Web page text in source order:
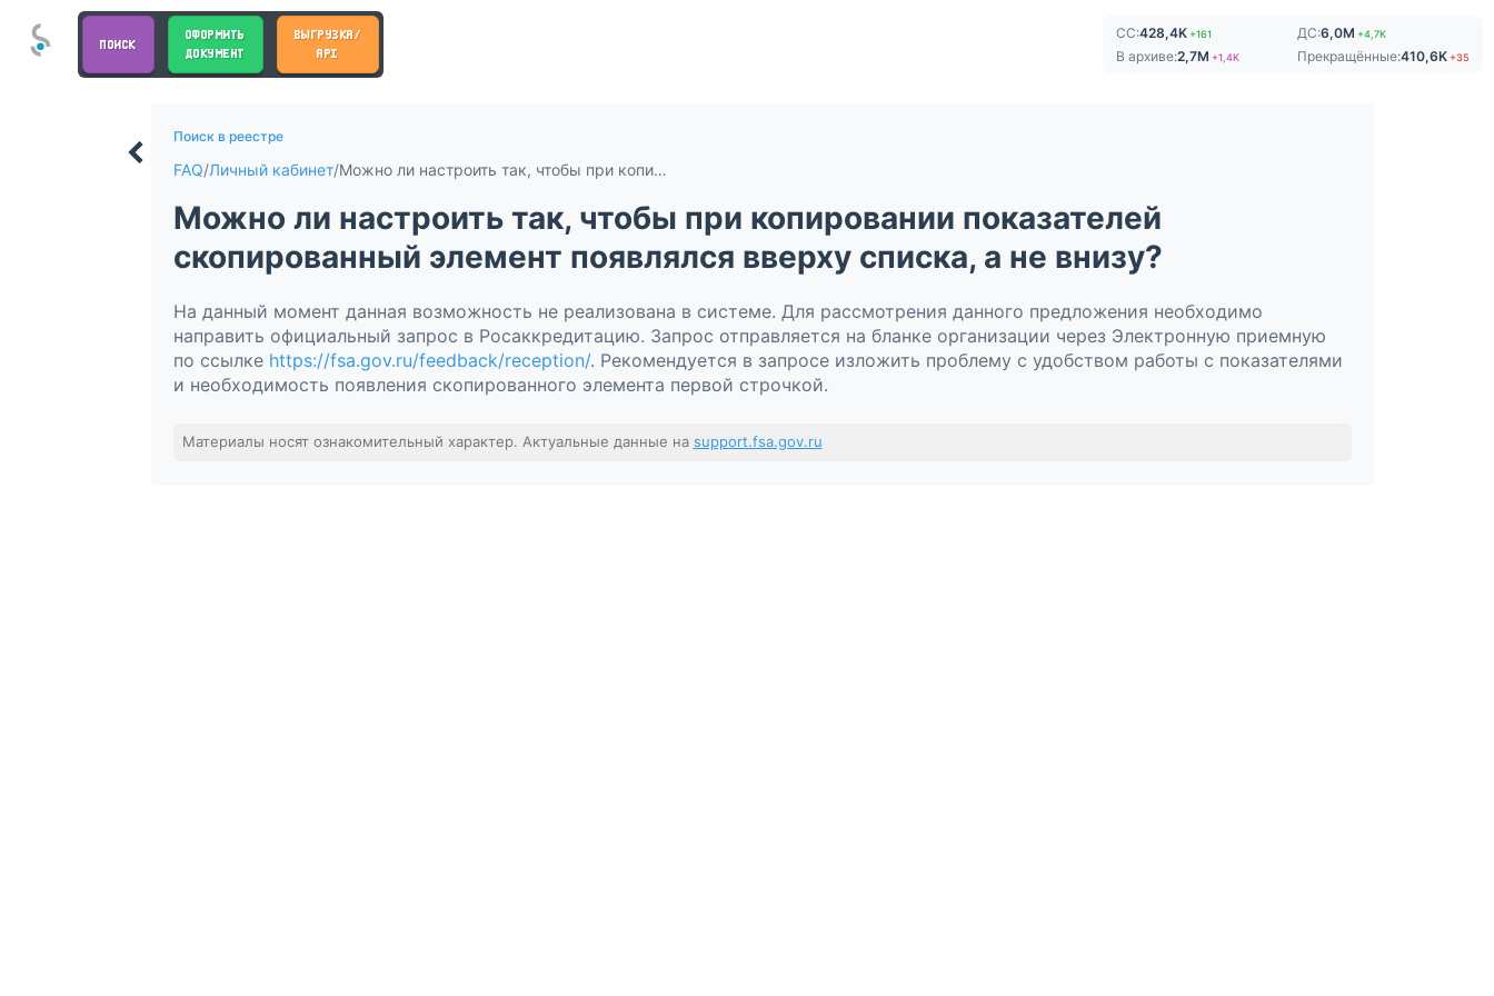
ПОИСК
ОФОРМИТЬ
ДОКУМЕНТ
ВЫГРУЗКА/
API
СС:428,4K+161 ДС:6,0M +4,7K
В архиве:2,7M +1,4K Прекращённые:410,6K +35
Поиск в реестре
FAQ/Личный кабинет/ Можно ли настроить так, чтобы при копировании показателей скопированный элемент появлялся вверху списка, а не внизу?
Можно ли настроить так, чтобы при копировании показателей
скопированный элемент появлялся вверху списка, а не внизу?
На данный момент данная возможность не реализована в системе. Для рассмотрения данного предложения необходимо
направить официальный запрос в Росаккредитацию. Запрос отправляется на бланке организации через Электронную приемную
по ссылке https://fsa.gov.ru/feedback/reception/. Рекомендуется в запросе изложить проблему с удобством работы с показателями
и необходимость появления скопированного элемента первой строчкой.
Материалы носят ознакомительный характер. Актуальные данные на support.fsa.gov.ru